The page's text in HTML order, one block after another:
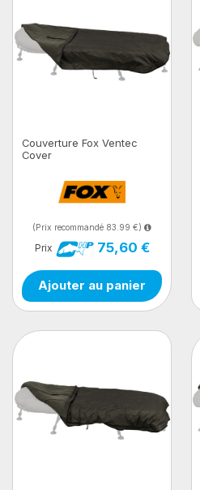
Couverture Fox Ventec
Cover
(Prix recommandé 83.99 €)
Prix 75,60 €
Ajouter au panier